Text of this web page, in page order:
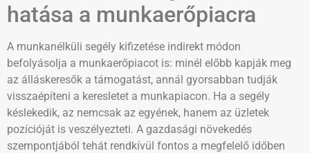
hatása a munkaerőpiacra
A munkanélküli segély kifizetése indirekt módon
befolyásolja a munkaerőpiacot is: minél előbb kapják meg
az álláskeresők a támogatást, annál gyorsabban tudják
visszaépíteni a keresletet a munkapiacon. Ha a segély
késlekedik, az nemcsak az egyének, hanem az üzletek
pozícióját is veszélyezteti. A gazdasági növekedés
szempontjából tehát rendkívül fontos a megfelelő időben